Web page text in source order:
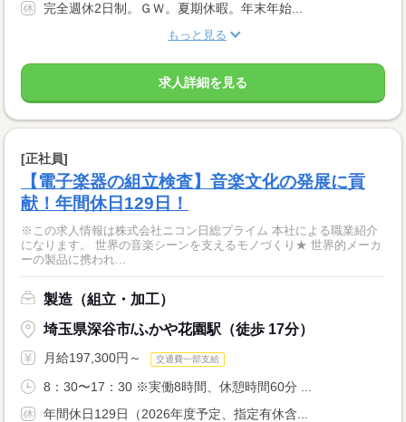
完全週休2日制。ＧＷ。夏期休暇。年末年始...
もっと見る
求人詳細を見る
[正社員]
【電子楽器の組立検査】音楽文化の発展に貢
献！年間休日129日！
※この求人情報は株式会社ニコン日総プライム 本社による職業紹介
になります。 世界の音楽シーンを支えるモノづくり★ 世界的メーカ
ーの製品に携われ...
製造（組立・加工）
埼玉県深谷市/ふかや花園駅（徒歩 17分）
月給197,300円～ 交通費一部支給
8：30〜17：30 ※実働8時間、休憩時間60分 ...
年間休日129日（2026年度予定、指定有休含...